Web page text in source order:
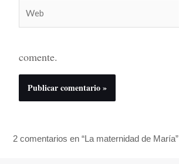
comente.
2 comentarios en “La maternidad de María”